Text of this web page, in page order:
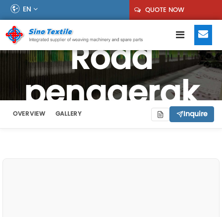
EN QUOTE NOW
Roda
penggerak
OVERVIEW GALLERY Inquire